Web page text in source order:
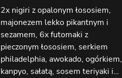
2x nigiri z opalonym łososiem,
majonezem lekko pikantnym i
sezamem, 6x futomaki z
pieczonym łososiem, serkiem
philadelphia, awokado, ogórkiem,
kanpyo, sałatą, sosem teriyaki i